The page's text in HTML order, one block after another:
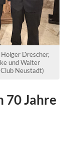
Drescher,
und Walter
Neustadt)
70 Jahre